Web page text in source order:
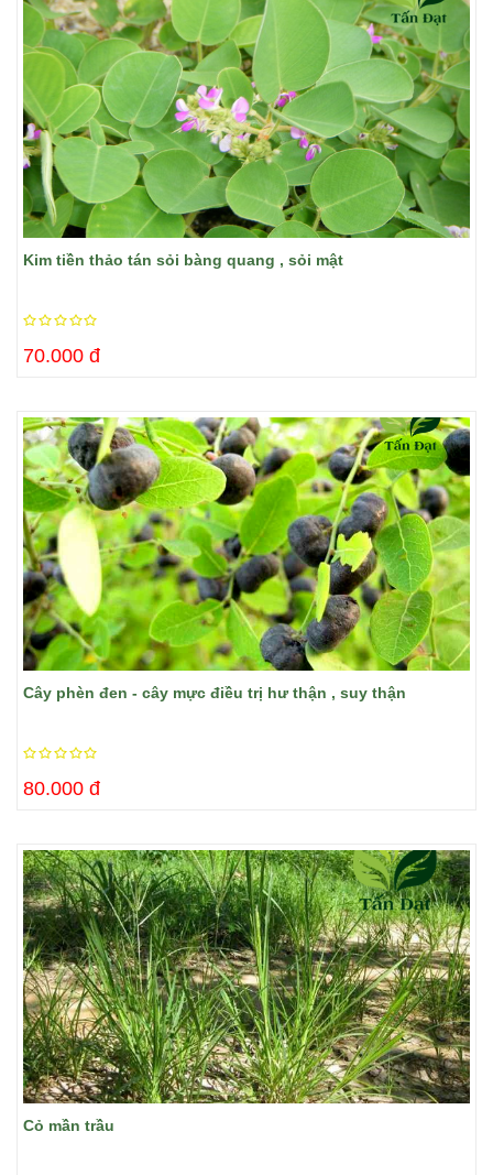
Kim tiền thảo tán sỏi bàng quang , sỏi mật
70.000 đ
Cây phèn đen - cây mực điều trị hư thận , suy thận
80.000 đ
Cỏ mần trầu